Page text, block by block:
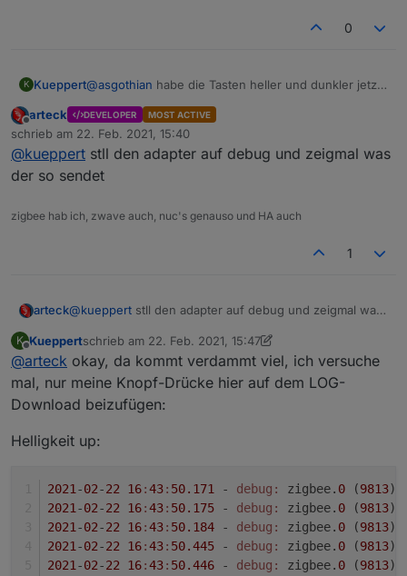
0
K Kueppert@asgothian habe die Tasten heller und dunkler jetz
gehalten - leider ohne Veränderung der DPs :/
Hab die Rmote auch nochmal angelernt und nochmal
getestet (weiterhin "ausgeschlossen"). Tut sich nix
bei Brightness
Offline
arteck DEVELOPER MOST ACTIVE
schrieb am 22. Feb. 2021, 15:40
zuletzt editiert von
@kueppert stll den adapter auf debug und zeigmal was
der so sendet
zigbee hab ich, zwave auch, nuc's genauso und HA auch
1
arteck@kueppert stll den adapter auf debug und zeigmal was
K
Offline
Kueppertschrieb am 22. Feb. 2021, 15:47
zuletzt editiert von Kueppert
@arteck okay, da kommt verdammt viel, ich versuche
mal, nur meine Knopf-Drücke hier auf dem LOG-
Download beizufügen:
Helligkeit up:
2021 -02-22 16:43: 50.171 - debug: zigbee. 0 (9813)
2021 -02-22 16:43: 50.175 - debug: zigbee. 0 (9813)
2021 -02-22 16:43: 50.184 - debug: zigbee. 0 (9813)
2021 -02-22 16:43: 50.445 - debug: zigbee. 0 (9813)
2021 -02-22 16:43: 50.446 - debug: zigbee. 0 (9813)